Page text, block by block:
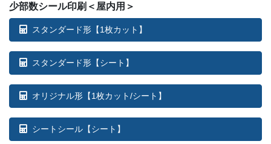
少部数シール印刷＜屋内用＞
スタンダード形【1枚カット】
スタンダード形【シート】
オリジナル形【1枚カット/シート】
シートシール【シート】